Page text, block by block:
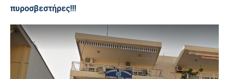
πυροσβεστήρες!!!